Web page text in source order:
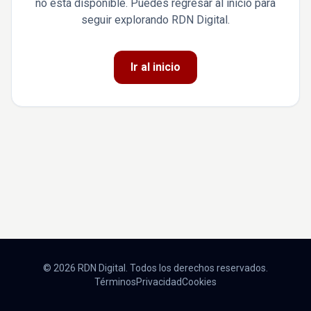
no está disponible. Puedes regresar al inicio para
seguir explorando RDN Digital.
Ir al inicio
© 2026 RDN Digital. Todos los derechos reservados.
TérminosPrivacidadCookies